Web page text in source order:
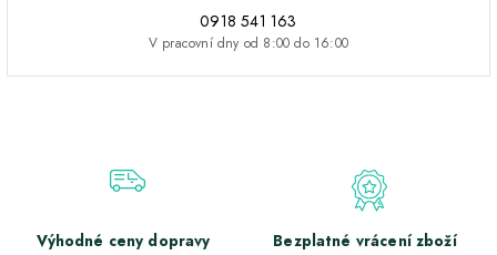
0918 541 163
V pracovní dny od 8:00 do 16:00
Výhodné ceny dopravy
Bezplatné vrácení zboží